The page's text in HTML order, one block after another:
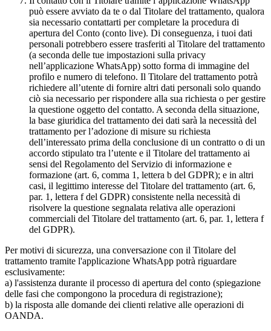
può essere avviato da te o dal Titolare del trattamento, qualora
sia necessario contattarti per completare la procedura di
apertura del Conto (conto live). Di conseguenza, i tuoi dati
personali potrebbero essere trasferiti al Titolare del trattamento
(a seconda delle tue impostazioni sulla privacy
nell’applicazione WhatsApp) sotto forma di immagine del
profilo e numero di telefono. Il Titolare del trattamento potrà
richiedere all’utente di fornire altri dati personali solo quando
ciò sia necessario per rispondere alla sua richiesta o per gestire
la questione oggetto del contatto. A seconda della situazione,
la base giuridica del trattamento dei dati sarà la necessità del
trattamento per l’adozione di misure su richiesta
dell’interessato prima della conclusione di un contratto o di un
accordo stipulato tra l’utente e il Titolare del trattamento ai
sensi del Regolamento del Servizio di informazione e
formazione (art. 6, comma 1, lettera b del GDPR); e in altri
casi, il legittimo interesse del Titolare del trattamento (art. 6,
par. 1, lettera f del GDPR) consistente nella necessità di
risolvere la questione segnalata relativa alle operazioni
commerciali del Titolare del trattamento (art. 6, par. 1, lettera f
del GDPR).
Per motivi di sicurezza, una conversazione con il Titolare del
trattamento tramite l'applicazione WhatsApp potrà riguardare
esclusivamente:
a) l'assistenza durante il processo di apertura del conto (spiegazione
delle fasi che compongono la procedura di registrazione);
b) la risposta alle domande dei clienti relative alle operazioni di
OANDA.